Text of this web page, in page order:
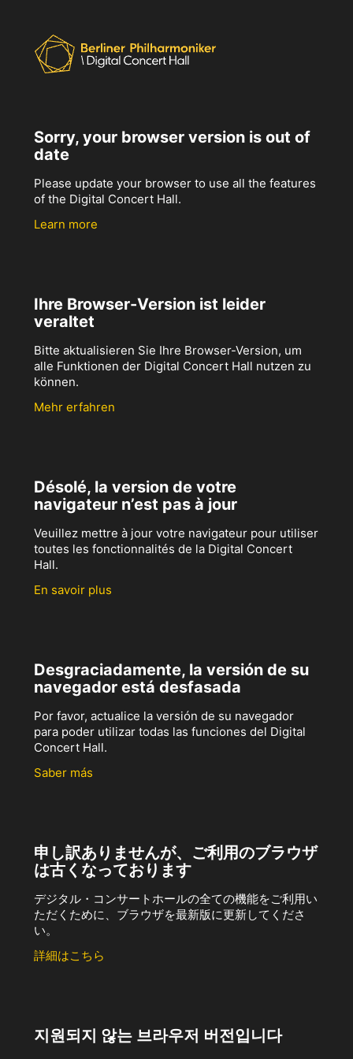
Sorry, your browser version is out of
date
Please update your browser to use all the features
of the Digital Concert Hall.
Learn more
Ihre Browser-Version ist leider
veraltet
Bitte aktualisieren Sie Ihre Browser-Version, um
alle Funktionen der Digital Concert Hall nutzen zu
können.
Mehr erfahren
Désolé, la version de votre
navigateur n’est pas à jour
Veuillez mettre à jour votre navigateur pour utiliser
toutes les fonctionnalités de la Digital Concert
Hall.
En savoir plus
Desgraciadamente, la versión de su
navegador está desfasada
Por favor, actualice la versión de su navegador
para poder utilizar todas las funciones del Digital
Concert Hall.
Saber más
申し訳ありませんが、ご利用のブラウザ
は古くなっております
デジタル・コンサートホールの全ての機能をご利用い
ただくために、ブラウザを最新版に更新してくださ
い。
詳細はこちら
지원되지 않는 브라우저 버전입니다